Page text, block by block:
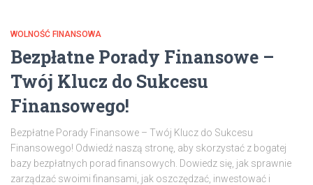
WOLNOŚĆ FINANSOWA
Bezpłatne Porady Finansowe –
Twój Klucz do Sukcesu
Finansowego!
Bezpłatne Porady Finansowe – Twój Klucz do Sukcesu
Finansowego! Odwiedź naszą stronę, aby skorzystać z bogatej
bazy bezpłatnych porad finansowych. Dowiedz się, jak sprawnie
zarządzać swoimi finansami, jak oszczędzać, inwestować i